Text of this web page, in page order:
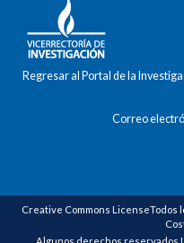
Regresar al Portal de la
Correo
Creative Commons